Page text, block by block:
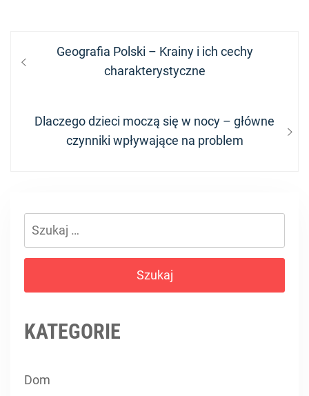
Nawigacja
wpisu
Previous
Geografia Polski – Krainy i ich cechy
charakterystyczne
Next
Dlaczego dzieci moczą się w nocy – główne
czynniki wpływające na problem
Szukaj:
KATEGORIE
Dom